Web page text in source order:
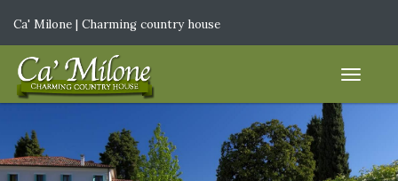
Ca' Milone | Charming country house